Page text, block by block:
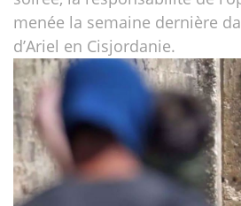
menée la semaine dernière
d’Ariel en Cisjordanie.